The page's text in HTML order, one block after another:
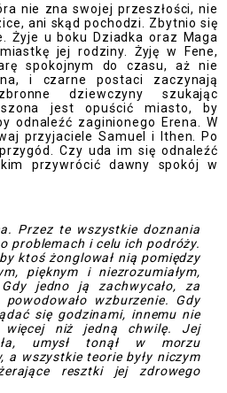
nie zna swojej przeszłości, nie
ani skąd pochodzi. Zbytnio się
Żyje u boku Dziadka oraz Maga
jej rodziny. Żyję w Fene,
spokojnym do czasu, aż nie
i czarne postaci zaczynają
dziewczyny szukając
jest opuścić miasto, by
odnaleźć zaginionego Erena. W
przyjaciele Samuel i Ithen. Po
Czy uda im się odnaleźć
przywrócić dawny spokój w
Przez te wszystkie doznania
problemach i celu ich podróży.
ktoś żonglował nią pomiędzy
pięknym i niezrozumiałym,
jedno ją zachwycało, za
wzburzenie. Gdy
się godzinami, innemu nie
więcej niż jedną chwilę. Jej
umysł tonął w morzu
a wszystkie teorie były niczym
resztki jej zdrowego